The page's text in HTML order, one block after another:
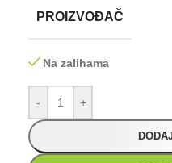
PROIZVOĐAČ
Na zalihama
- +